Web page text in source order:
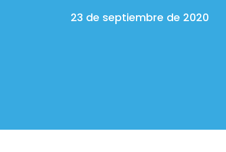
23 de septiembre de 2020